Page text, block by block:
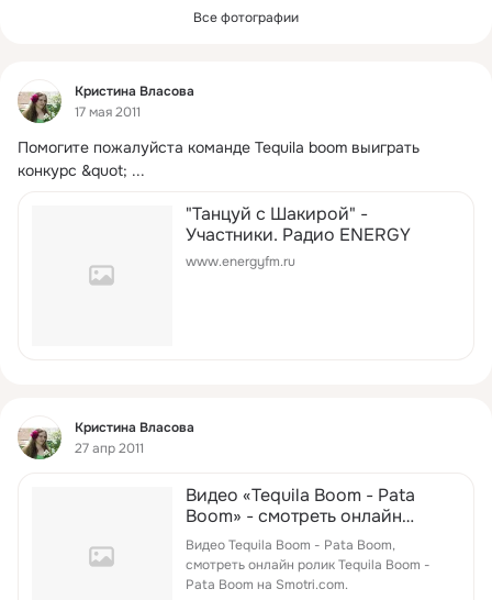
Все фотографии
Фид
Кристина Власова
17 мая 2011
Помогите пожалуйста команде Tequila boom выиграть
конкурс &quot; ...
"Танцуй с Шакирой" -
Участники. Радио ENERGY
www.energyfm.ru
Фид
Кристина Власова
27 апр 2011
Видео «Tequila Boom - Pata
Boom» - смотреть онлайн
ролик «Tequila Boom - Pata
Boom» на Smotri.Com
Видео Tequila Boom - Pata Boom,
смотреть онлайн ролик Tequila Boom -
Pata Boom на Smotri.com.